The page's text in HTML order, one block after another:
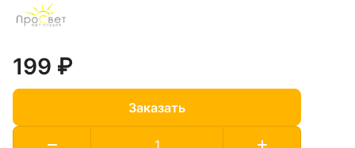
свете" 1
199 ₽
Заказать